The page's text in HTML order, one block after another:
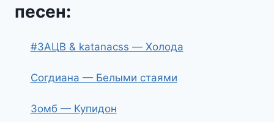
песен:
#ЗАЦВ & katanacss — Холода
Согдиана — Белыми стаями
Зомб — Купидон